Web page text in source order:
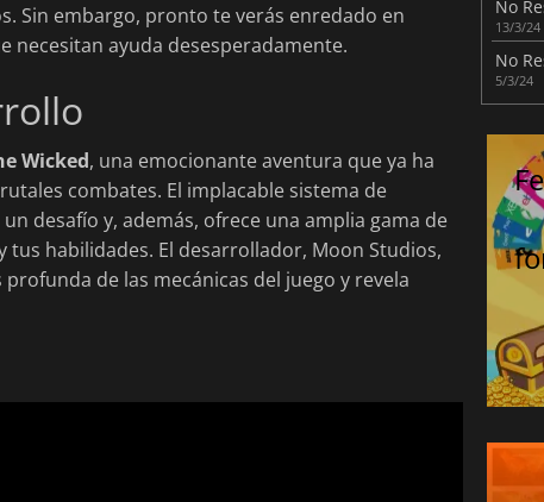
Sin embargo, pronto te verás enredado en
necesitan ayuda desesperadamente.
Wicked, una emocionante aventura que ya ha
combates. El implacable sistema de
desafío y, además, ofrece una amplia gama de
habilidades. El desarrollador, Moon Studios,
de las mecánicas del juego y revela
13/3/24
No
5/3/24